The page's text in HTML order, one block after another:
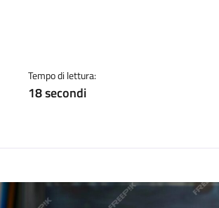
Tempo di lettura:
18 secondi